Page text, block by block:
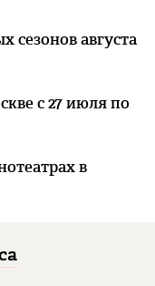
сезонов августа
с 27 июля по
в